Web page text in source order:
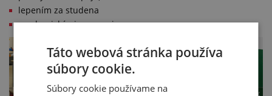
lepením za studena
mechanickými sponami
Táto webová stránka používa
súbory cookie.
Súbory cookie používame na